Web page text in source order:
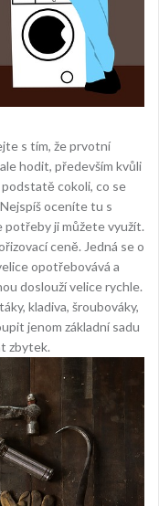
s tím, že prvotní
hodit, především kvůli
cokoli, co se
oceníte tu s
potřeby ji můžete využít.
ceně. Jedná se o
opotřebovává a
doslouží velice rychle.
kladiva, šroubováky,
jenom základní sadu
zbytek.